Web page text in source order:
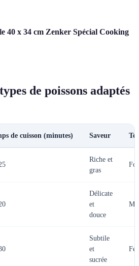
40 x 34 cm Zenker Spécial Cooking
de poissons adaptés
de cuisson (minutes) Saveur
Riche et
gras
Délicate
et
douce
Subtile
et
sucrée